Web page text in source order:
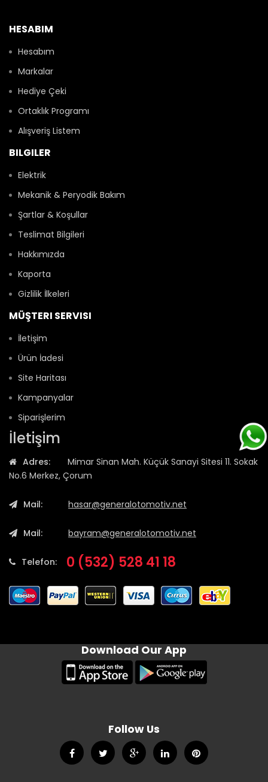
HESABIM
Hesabım
Markalar
Hediye Çeki
Ortaklık Programı
Alışveriş Listem
BILGILER
Elektrik
Mekanik & Peryodik Bakım
Şartlar & Koşullar
Teslimat Bilgileri
Hakkımızda
Kaporta
Gizlilik İlkeleri
MÜŞTERI SERVISI
İletişim
Ürün İadesi
Site Haritası
Kampanyalar
Siparişlerim
İletişim
Adres:
Mimar Sinan Mah. Küçük Sanayi Sitesi 11. Sokak
No.6 Merkez, Çorum
Mail: hasar@generalotomotiv.net
Mail: bayram@generalotomotiv.net
Telefon: 0 (532) 528 41 18
Download Our App
Follow Us